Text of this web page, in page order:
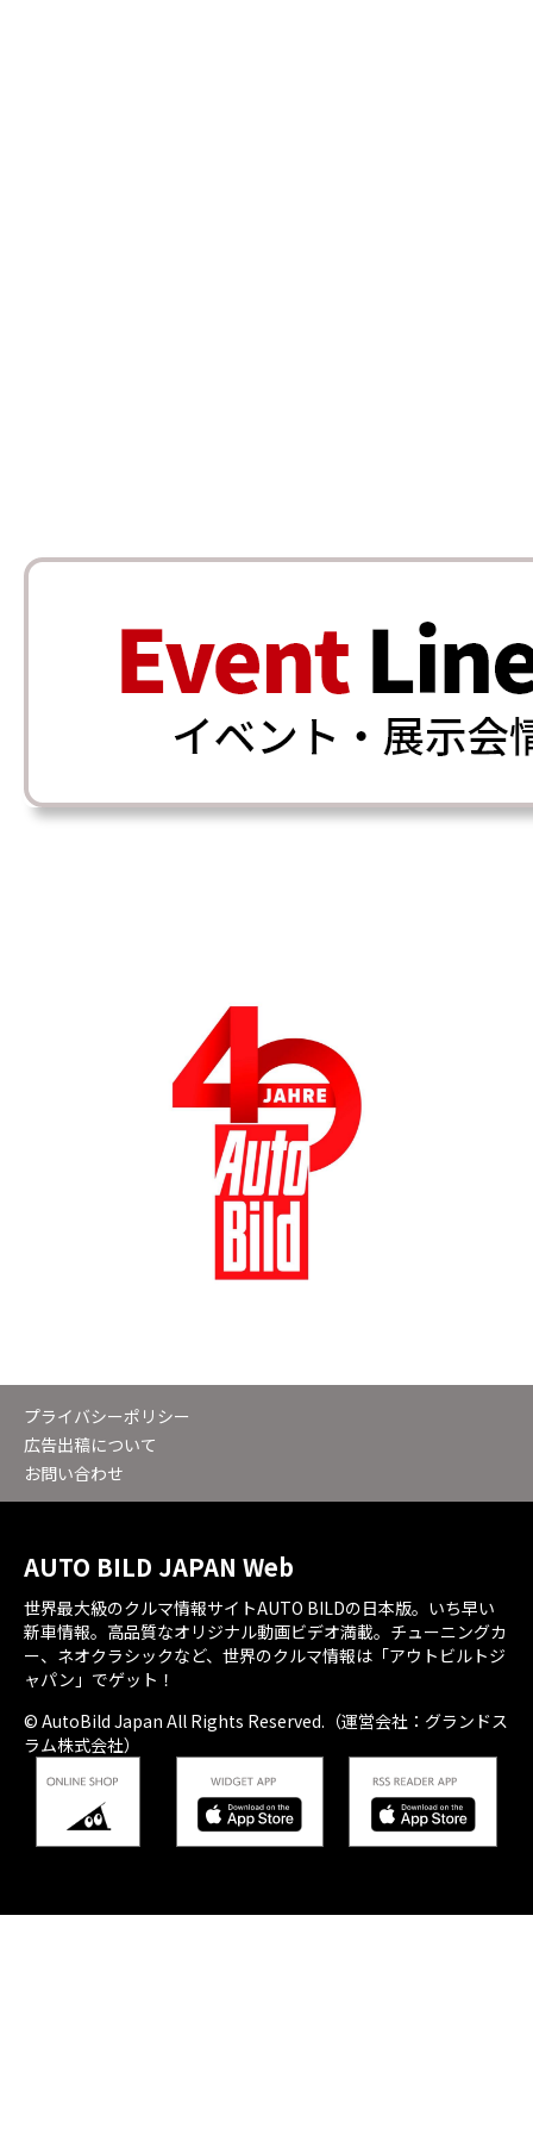
プライバシーポリシー
広告出稿について
お問い合わせ
AUTO BILD JAPAN Web
世界最大級のクルマ情報サイトAUTO BILDの日本版。いち早い
新車情報。高品質なオリジナル動画ビデオ満載。チューニングカ
ー、ネオクラシックなど、世界のクルマ情報は「アウトビルトジ
ャパン」でゲット！
© AutoBild Japan All Rights Reserved.（運営会社：グランドス
ラム株式会社）